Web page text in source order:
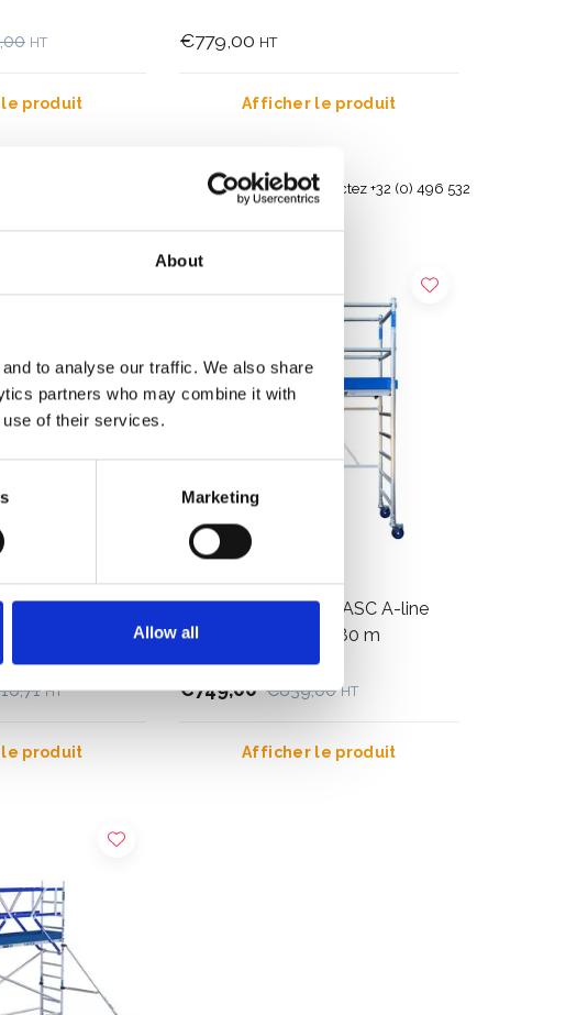
About
to analyse our traffic. We also share
partners who may combine it with
use of their services.
Marketing
Allow all
HT
produit
€779,00 HT
Afficher le produit
Besoin d'aide? Contactez +32 (0) 496 532
ASC A-line
m
HT
produit
Échafaudage pliant ASC A-line
hauteur de travail 3,80 m
€749,00 €839,00 HT
Afficher le produit